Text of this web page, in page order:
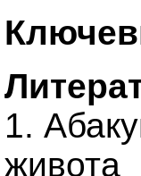
1.
живота